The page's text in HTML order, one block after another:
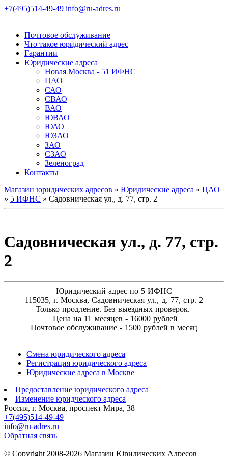
+7(495)514-49-49 info@ru-adres.ru
Почтовое обслуживание
Что такое юридический адрес
Гарантии
Юридические адреса
Новая Москва - 51 ИФНС
ЦАО
САО
СВАО
ВАО
ЮВАО
ЮАО
ЮЗАО
ЗАО
СЗАО
Зеленоград
Контакты
Магазин юридических адресов » Юридические адреса » ЦАО
» 5 ИФНС » Садовническая ул., д. 77, стр. 2
Садовническая ул., д. 77, стр.
2
Юридический адрес по 5 ИФНС
115035, г. Москва, Садовническая ул., д. 77, стр. 2
Только продление. Без выездных проверок.
Цена на 11 месяцев - 16000 рублей
Почтовое обслуживание - 1500 рублей в месяц
Смена юридического адреса
Регистрация юридического адреса
Юридические адреса в Москве
Предоставление юридического адреса
Изменение юридческого адреса
Россия, г. Москва, проспект Мира, 38
+7(495)514-49-49
info@ru-adres.ru
Обратная связь
© Сopyright 2008-2026 Магазин Юридических Адресов